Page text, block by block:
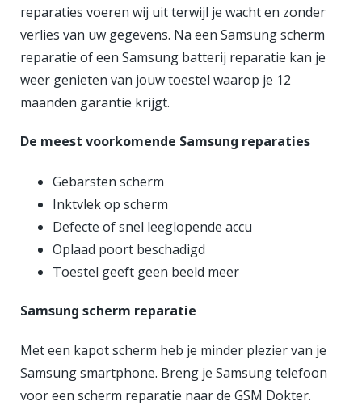
reparaties voeren wij uit terwijl je wacht en zonder
verlies van uw gegevens. Na een Samsung scherm
reparatie of een Samsung batterij reparatie kan je
weer genieten van jouw toestel waarop je 12
maanden garantie krijgt.
De meest voorkomende Samsung reparaties
Gebarsten scherm
Inktvlek op scherm
Defecte of snel leeglopende accu
Oplaad poort beschadigd
Toestel geeft geen beeld meer
Samsung scherm reparatie
Met een kapot scherm heb je minder plezier van je
Samsung smartphone. Breng je Samsung telefoon
voor een scherm reparatie naar de GSM Dokter.